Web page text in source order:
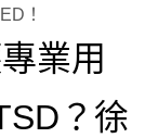
！
業用
？徐